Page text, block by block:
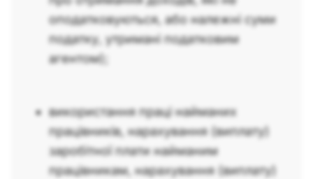
оподатковуються, або належні суми
податку, утримані податковим
агентом);
використання праці найманих
працівників, нарахування (виплату)
заробітної плати найманим
працівникам, нарахування (виплату)